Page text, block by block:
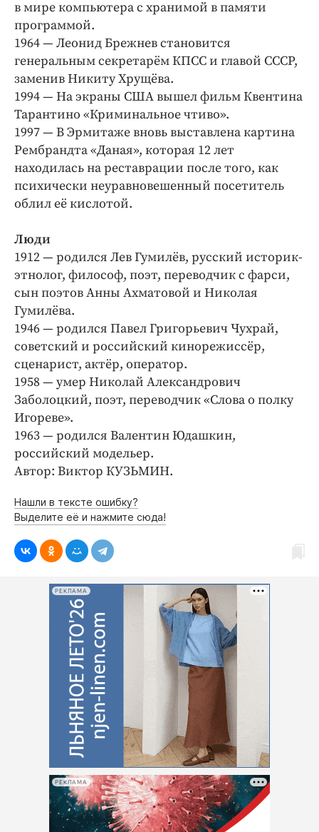
в мире компьютера с хранимой в памяти
программой.
1964 — Леонид Брежнев становится
генеральным секретарём КПСС и главой СССР,
заменив Никиту Хрущёва.
1994 — На экраны США вышел фильм Квентина
Тарантино «Криминальное чтиво».
1997 — В Эрмитаже вновь выставлена картина
Рембрандта «Даная», которая 12 лет
находилась на реставрации после того, как
психически неуравновешенный посетитель
облил её кислотой.
Люди
1912 — родился Лев Гумилёв, русский историк-
этнолог, философ, поэт, переводчик с фарси,
сын поэтов Анны Ахматовой и Николая
Гумилёва.
1946 — родился Павел Григорьевич Чухрай,
советский и российский кинорежиссёр,
сценарист, актёр, оператор.
1958 — умер Николай Александрович
Заболоцкий, поэт, переводчик «Слова о полку
Игореве».
1963 — родился Валентин Юдашкин,
российский модельер.
Автор: Виктор КУЗЬМИН.
Нашли в тексте ошибку?
Выделите её и нажмите сюда!
РЕКЛАМА
РЕКЛАМА